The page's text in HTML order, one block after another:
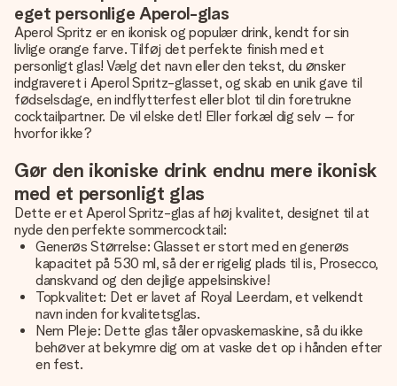
eget personlige Aperol-glas
Aperol Spritz er en ikonisk og populær drink, kendt for sin
livlige orange farve. Tilføj det perfekte finish med et
personligt glas! Vælg det navn eller den tekst, du ønsker
indgraveret i Aperol Spritz-glasset, og skab en unik gave til
fødselsdage, en indflytterfest eller blot til din foretrukne
cocktailpartner. De vil elske det! Eller forkæl dig selv – for
hvorfor ikke?
Gør den ikoniske drink endnu mere ikonisk
med et personligt glas
Dette er et Aperol Spritz-glas af høj kvalitet, designet til at
nyde den perfekte sommercocktail:
Generøs Størrelse: Glasset er stort med en generøs
kapacitet på 530 ml, så der er rigelig plads til is, Prosecco,
danskvand og den dejlige appelsinskive!
Topkvalitet: Det er lavet af Royal Leerdam, et velkendt
navn inden for kvalitetsglas.
Nem Pleje: Dette glas tåler opvaskemaskine, så du ikke
behøver at bekymre dig om at vaske det op i hånden efter
en fest.